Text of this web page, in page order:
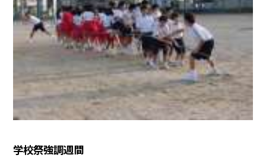
学校祭強調週間